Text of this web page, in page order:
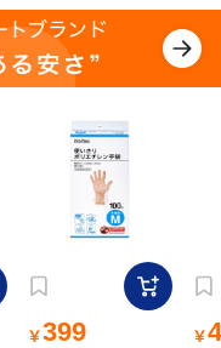
￥399 ￥